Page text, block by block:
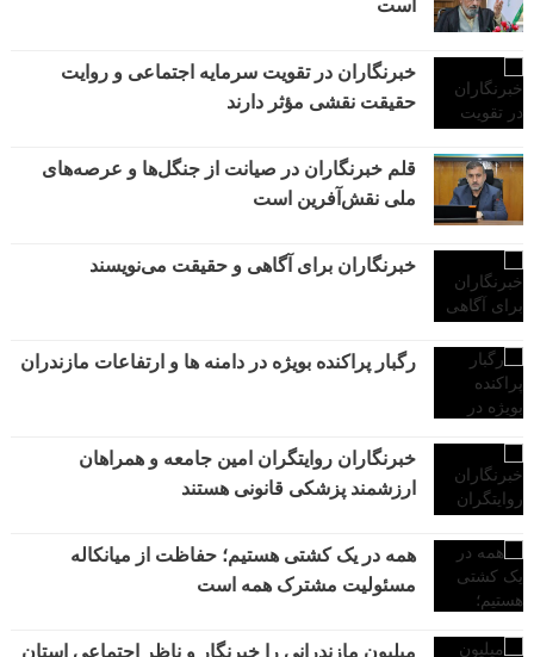
است
خبرنگاران در تقویت سرمایه اجتماعی و روایت
حقیقت نقشی مؤثر دارند
قلم خبرنگاران در صیانت از جنگل‌ها و عرصه‌های
ملی نقش‌آفرین است
خبرنگاران برای آگاهی و حقیقت می‌نویسند
رگبار پراکنده بویژه در دامنه ها و ارتفاعات مازندران
خبرنگاران روایتگران امین جامعه و همراهان
ارزشمند پزشکی قانونی هستند
همه در یک کشتی هستیم؛ حفاظت از میانکاله
مسئولیت مشترک همه است
میلیون مازندرانی را خبرنگار و ناظر اجتماعی استان